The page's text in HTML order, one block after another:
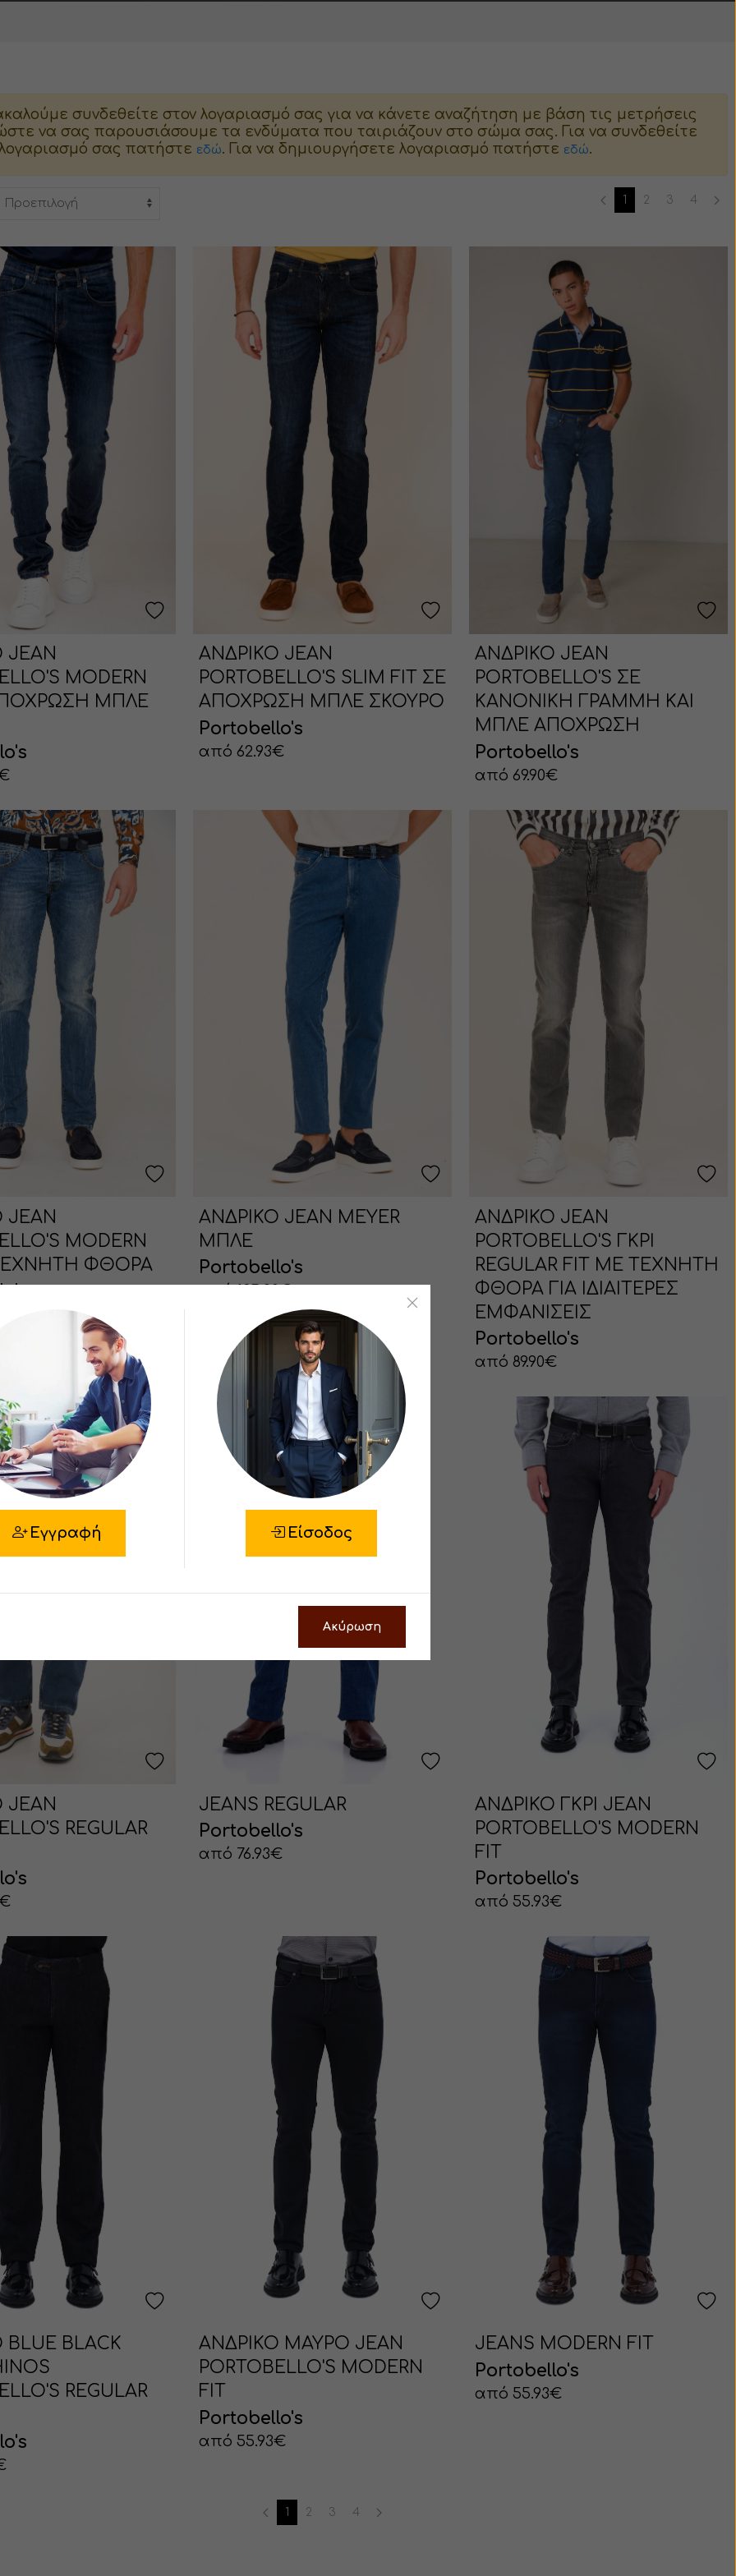
συνδεθείτε στον λογαριασμό σας για να κάνετε αναζήτηση με βάση τις μετρήσεις
να σας παρουσιάσουμε τα ενδύματα που ταιριάζουν στο σώμα σας. Για να συνδεθείτε
σας πατήστε εδώ. Για να δημιουργήσετε λογαριασμό πατήστε εδώ.
1 2 3 4
MODERN
ΜΠΛΕ
ΑΝΔΡΙΚΟ JEAN
PORTOBELLO'S SLIM FIT ΣΕ
ΑΠΟΧΡΩΣΗ ΜΠΛΕ ΣΚΟΥΡΟ
Portobello's
από 62.93€
ΑΝΔΡΙΚΟ JEAN
PORTOBELLO'S ΣΕ
ΚΑΝΟΝΙΚΗ ΓΡΑΜΜΗ ΚΑΙ
ΜΠΛΕ ΑΠΟΧΡΩΣΗ
Portobello's
από 69.90€
MODERN
ΦΘΟΡΑ
ΑΝΔΡΙΚΟ JEAN MEYER
ΜΠΛΕ
Portobello's
ΑΝΔΡΙΚΟ JEAN
PORTOBELLO'S ΓΚΡΙ
REGULAR FIT ΜΕ ΤΕΧΝΗΤΗ
ΦΘΟΡΑ ΓΙΑ ΙΔΙΑΙΤΕΡΕΣ
ΕΜΦΑΝΙΣΕΙΣ
Portobello's
από 89.90€
REGULAR
JEANS REGULAR
Portobello's
από 76.93€
ΑΝΔΡΙΚΟ ΓΚΡΙ JEAN
PORTOBELLO'S MODERN
FIT
Portobello's
από 55.93€
BLACK
REGULAR
ΑΝΔΡΙΚΟ ΜΑΥΡΟ JEAN
PORTOBELLO'S MODERN
FIT
Portobello's
από 55.93€
JEANS MODERN FIT
Portobello's
από 55.93€
1 2 3 4
Εγγραφή Είσοδος
Ακύρωση